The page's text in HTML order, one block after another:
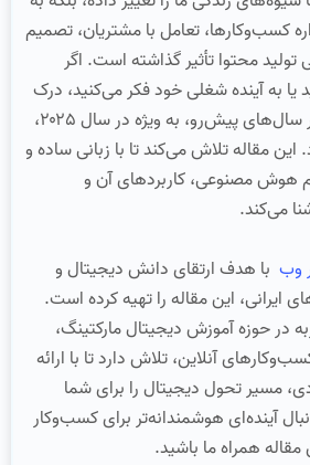
کسب‌وکارها، تعامل با مشتریان، تصمیم‌
محتوا تأثیر گذاشته است. اگر
به آینده شغلی خود فکر می‌کنید، درک
نقش هوش مصنوعی در سال‌های پیش‌رو، به‌ ویژه در سال ۲۰۲۵،
این مقاله تلاش می‌کند تا با زبانی ساده و
هوش مصنوعی، کاربردهای آن و
می‌کند.
وب با هدف ارتقای دانش دیجیتال و
این مقاله را تهیه کرده است.
در حوزه آموزش دیجیتال مارکتینگ،
آنلاین، تلاش دارد تا با ارائه
مسیر تحول دیجیتال را برای شما
آینده‌ای هوشمندانه‌تر برای کسب‌وکار
همراه ما باشید.